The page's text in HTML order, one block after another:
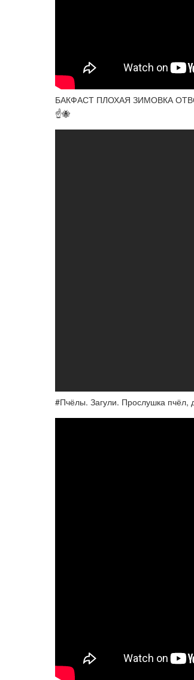
БАКФАСТ ПЛОХАЯ ЗИМОВКА
☝️🐝
#Пчёлы. Загули. Прослушка пчёл,